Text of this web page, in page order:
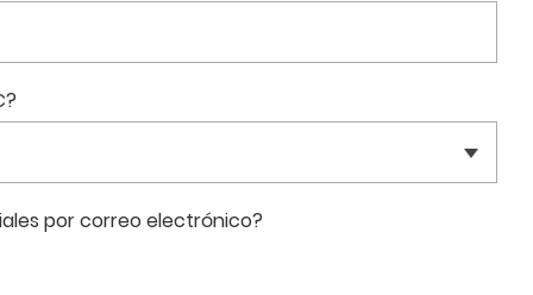
por correo electrónico?